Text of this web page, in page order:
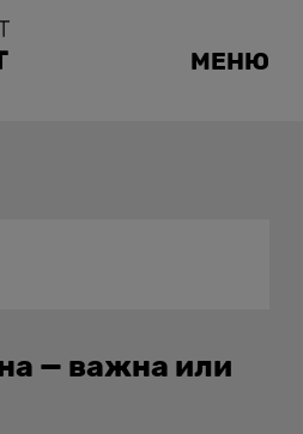
МЕНЮ
— важна или